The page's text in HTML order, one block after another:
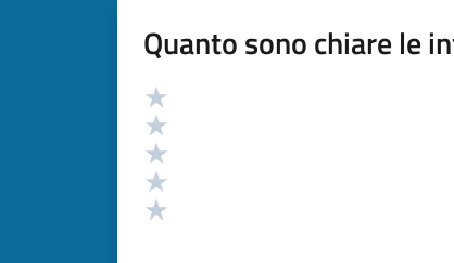
Quanto sono chiare le
Valutazione